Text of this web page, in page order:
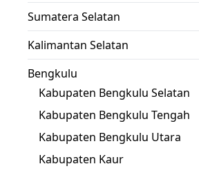
Sumatera Selatan
Kalimantan Selatan
Bengkulu
Kabupaten Bengkulu Selatan
Kabupaten Bengkulu Tengah
Kabupaten Bengkulu Utara
Kabupaten Kaur